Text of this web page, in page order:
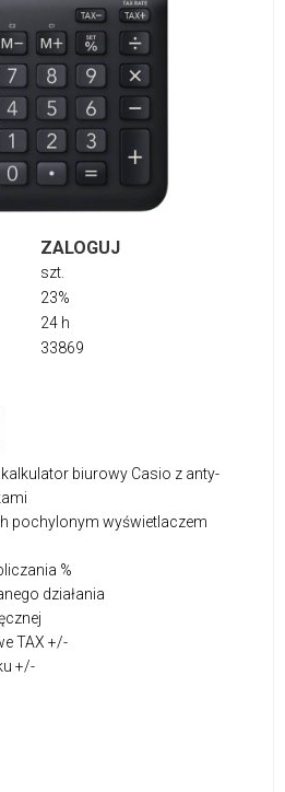
ZALOGUJ
szt.
23%
24 h
33869
biurowy Casio z anty-
pochylonym wyświetlaczem
%
działania
TAX +/-
+/-